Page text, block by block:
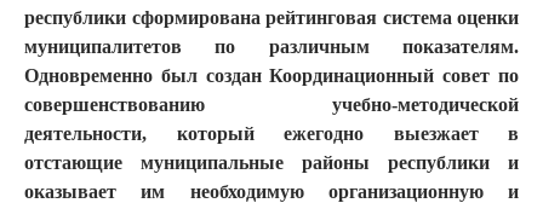
республики сформирована рейтинговая система оценки
муниципалитетов по различным показателям.
Одновременно был создан Координационный совет по
совершенствованию учебно-методической
деятельности, который ежегодно выезжает в
отстающие муниципальные районы республики и
оказывает им необходимую организационную и